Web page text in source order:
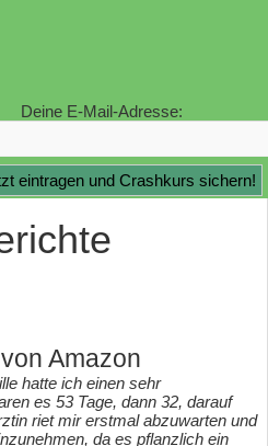
Deine E-Mail-Adresse:
Amazon
hatte ich einen sehr
es 53 Tage, dann 32, darauf
riet mir erstmal abzuwarten und
da es pflanzlich ein